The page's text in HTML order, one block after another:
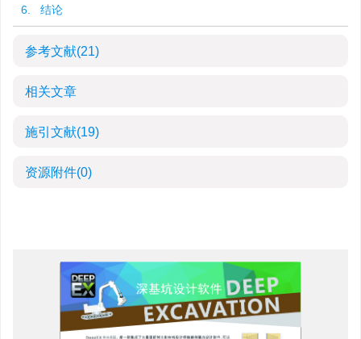
6. 结论
参考文献(21)
相关文章
施引文献(19)
资源附件(0)